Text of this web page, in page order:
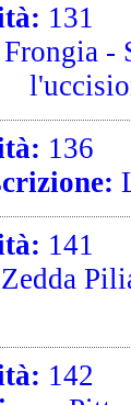
131
Frongia -
136
141
Zedda
142